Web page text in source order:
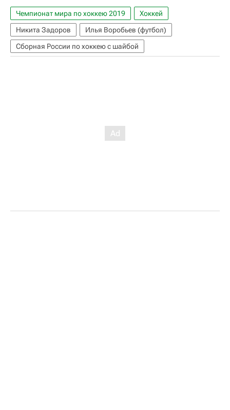
Чемпионат мира по хоккею 2019
Хоккей
Никита Задоров
Илья Воробьев (футбол)
Сборная России по хоккею с шайбой